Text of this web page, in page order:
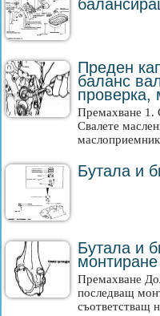
Преден
баланс
проверка,
Премахване 1.
Свалете
Бутала и
Бутала и
монтиране
Премахване
последващ
съответстващ